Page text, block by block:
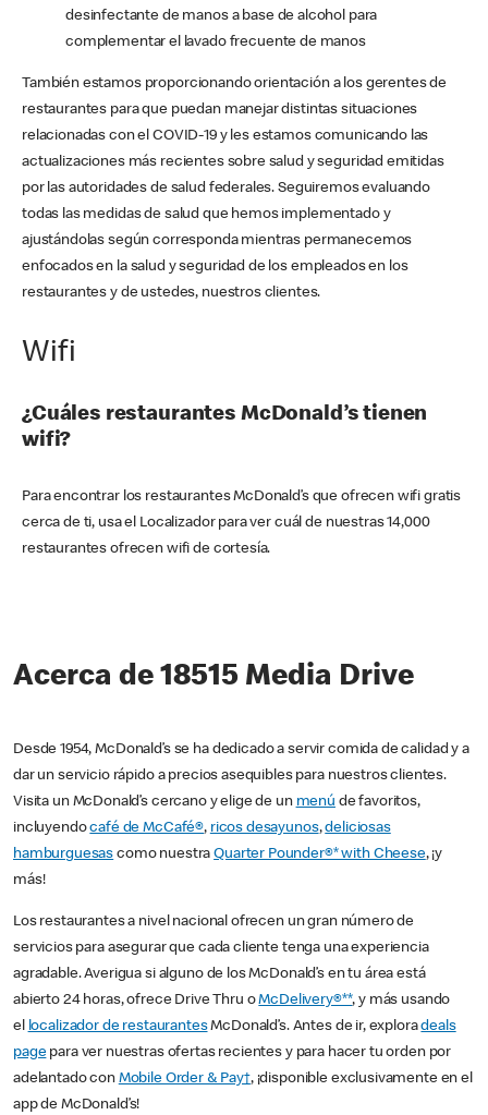
desinfectante de manos a base de alcohol para
complementar el lavado frecuente de manos
También estamos proporcionando orientación a los gerentes de
restaurantes para que puedan manejar distintas situaciones
relacionadas con el COVID-19 y les estamos comunicando las
actualizaciones más recientes sobre salud y seguridad emitidas
por las autoridades de salud federales. Seguiremos evaluando
todas las medidas de salud que hemos implementado y
ajustándolas según corresponda mientras permanecemos
enfocados en la salud y seguridad de los empleados en los
restaurantes y de ustedes, nuestros clientes.
Wifi
¿Cuáles restaurantes McDonald’s tienen
wifi?
Para encontrar los restaurantes McDonald’s que ofrecen wifi gratis
cerca de ti, usa el Localizador para ver cuál de nuestras 14,000
restaurantes ofrecen wifi de cortesía.
Acerca de 18515 Media Drive
Desde 1954, McDonald’s se ha dedicado a servir comida de calidad y a
dar un servicio rápido a precios asequibles para nuestros clientes.
Visita un McDonald’s cercano y elige de un menú de favoritos,
incluyendocafé de McCafé®, ricos desayunos,deliciosas
hamburguesas como nuestraQuarter Pounder®* with Cheese, ¡y
más!
Los restaurantes a nivel nacional ofrecen un gran número de
servicios para asegurar que cada cliente tenga una experiencia
agradable. Averigua si alguno de los McDonald’s en tu área está
abierto 24 horas, ofrece Drive Thru oMcDelivery®**, y más usando
el localizador de restaurantesMcDonald’s. Antes de ir, exploradeals
pagepara ver nuestras ofertas recientes y para hacer tu orden por
adelantado con Mobile Order & Pay†, ¡disponible exclusivamente en el
app de McDonald’s!